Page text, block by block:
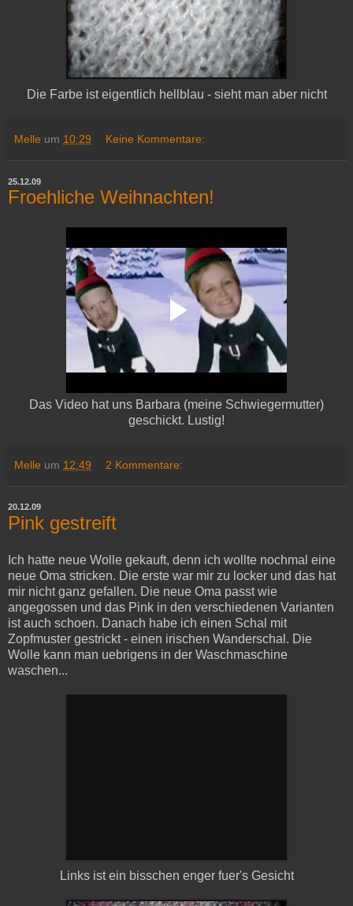
Die Farbe ist eigentlich hellblau - sieht man aber nicht
Melle um 10:29 Keine Kommentare:
25.12.09
Froehliche Weihnachten!
Das Video hat uns Barbara (meine Schwiegermutter)
geschickt. Lustig!
Melle um 12:49 2 Kommentare:
20.12.09
Pink gestreift
Ich hatte neue Wolle gekauft, denn ich wollte nochmal eine
neue Oma stricken. Die erste war mir zu locker und das hat
mir nicht ganz gefallen. Die neue Oma passt wie
angegossen und das Pink in den verschiedenen Varianten
ist auch schoen. Danach habe ich einen Schal mit
Zopfmuster gestrickt - einen irischen Wanderschal. Die
Wolle kann man uebrigens in der Waschmaschine
waschen...
Links ist ein bisschen enger fuer's Gesicht